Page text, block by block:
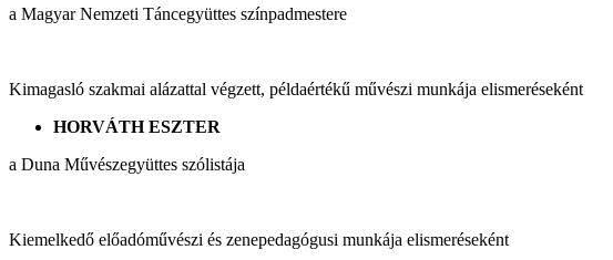
a Magyar Nemzeti Táncegyüttes színpadmestere
Kimagasló szakmai alázattal végzett, példaértékű művészi munkája elismeréseként
HORVÁTH ESZTER
a Duna Művészegyüttes szólistája
Kiemelkedő előadóművészi és zenepedagógusi munkája elismeréseként